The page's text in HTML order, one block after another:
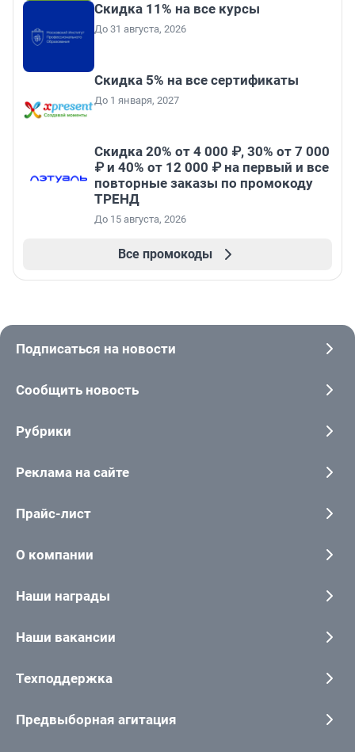
Скидка 11% на все курсы
До 31 августа, 2026
Скидка 5% на все сертификаты
До 1 января, 2027
Скидка 20% от 4 000 ₽, 30% от 7 000
₽ и 40% от 12 000 ₽ на первый и все
повторные заказы по промокоду
ТРЕНД
До 15 августа, 2026
Все промокоды
Подписаться на новости
Сообщить новость
Рубрики
Реклама на сайте
Прайс-лист
О компании
Наши награды
Наши вакансии
Техподдержка
Предвыборная агитация